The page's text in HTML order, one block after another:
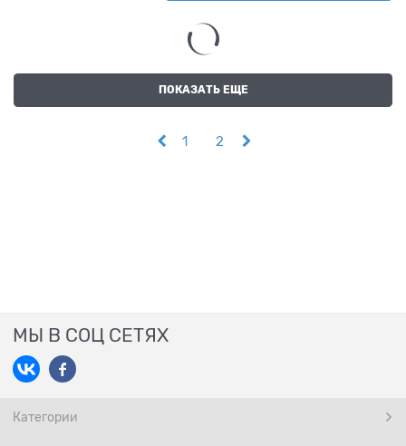
ПОКАЗАТЬ ЕЩЕ
1 2
МЫ В СОЦ СЕТЯХ
Категории